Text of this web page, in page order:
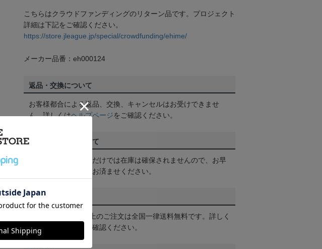
こちらはクラウドファンディングのリターン品です。プロジェクト
詳細は下記をご確認ください。
https://store.jleague.jp/special/crowdfunding/ehime/
メーカー品番：eh000124
返品・交換について
お客様都合による返品、交換、キャンセルはお受けできませ
ん。詳しくはヘルプページをご確認ください。
ご注文の確定について
買い物かごに入れるだけでは在庫は確保されませんので、お早
めにご購入手続きをお済ませください。
送料について
3,980円（税込）以上のご注文は全国一律送料無料です。詳しく
は
をご確認ください。